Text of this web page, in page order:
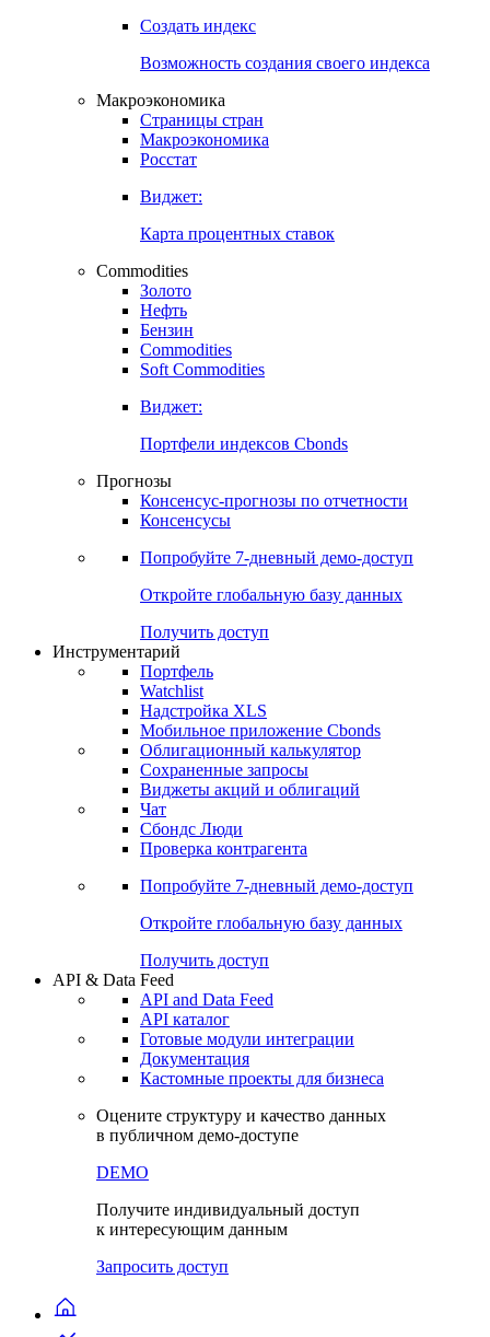
Создать индекс
Возможность создания своего индекса
Макроэкономика
Страницы стран
Макроэкономика
Росстат
Виджет:
Карта процентных ставок
Commodities
Золото
Нефть
Бензин
Commodities
Soft Commodities
Виджет:
Портфели индексов Cbonds
Прогнозы
Консенсус-прогнозы по отчетности
Консенсусы
Попробуйте 7-дневный демо-доступ
Откройте глобальную базу данных
Получить доступ
Инструментарий
Портфель
Watchlist
Надстройка XLS
Мобильное приложение Cbonds
Облигационный калькулятор
Сохраненные запросы
Виджеты акций и облигаций
Чат
Сбондс Люди
Проверка контрагента
Попробуйте 7-дневный демо-доступ
Откройте глобальную базу данных
Получить доступ
API & Data Feed
API and Data Feed
API каталог
Готовые модули интеграции
Документация
Кастомные проекты для бизнеса
Оцените структуру и качество данных
в публичном демо-доступе
DEMO
Получите индивидуальный доступ
к интересующим данным
Запросить доступ